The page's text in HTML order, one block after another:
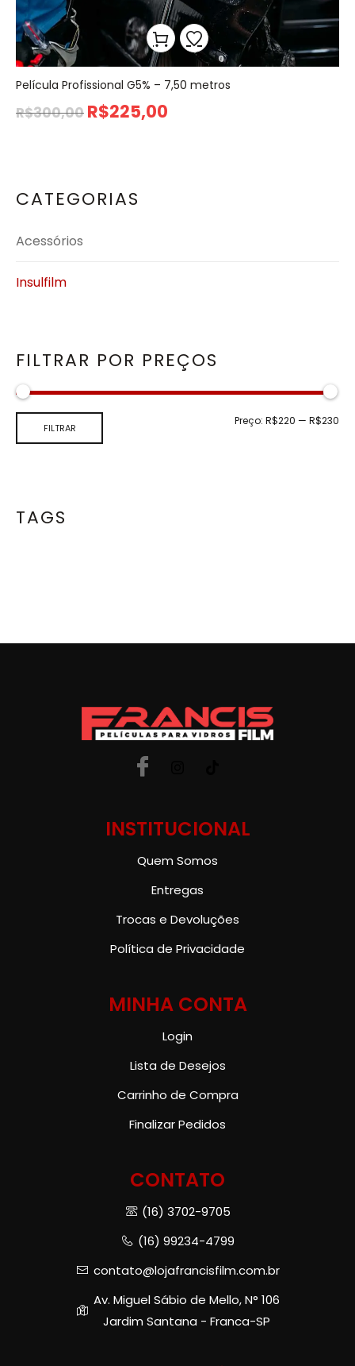
CATEGORIAS
Acessórios
Insulfilm
FILTRAR POR PREÇOS
FILTRAR
Preço: R$220 — R$230
TAGS
Película Profissional G5% – 7,50 metros
R$300,00 R$225,00
INSTITUCIONAL
Quem Somos
Entregas
Trocas e Devoluções
Política de Privacidade
MINHA CONTA
Login
Lista de Desejos
Carrinho de Compra
Finalizar Pedidos
CONTATO
(16) 3702-9705
(16) 99234-4799
contato@lojafrancisfilm.com.br
Av. Miguel Sábio de Mello, N° 106
Jardim Santana - Franca-SP